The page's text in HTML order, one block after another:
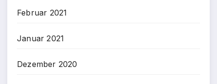
Februar 2021
Januar 2021
Dezember 2020